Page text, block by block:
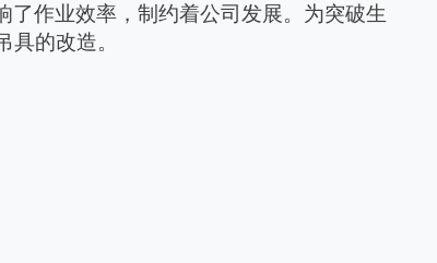
作业效率，制约着公司发展。为突破生
具的改造。